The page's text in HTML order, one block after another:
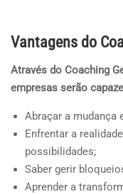
Vantagens do
Através do Coaching
empresas serão
Abraçar a mudança
Enfrentar a
possibilidades;
Saber gerir
Aprender a